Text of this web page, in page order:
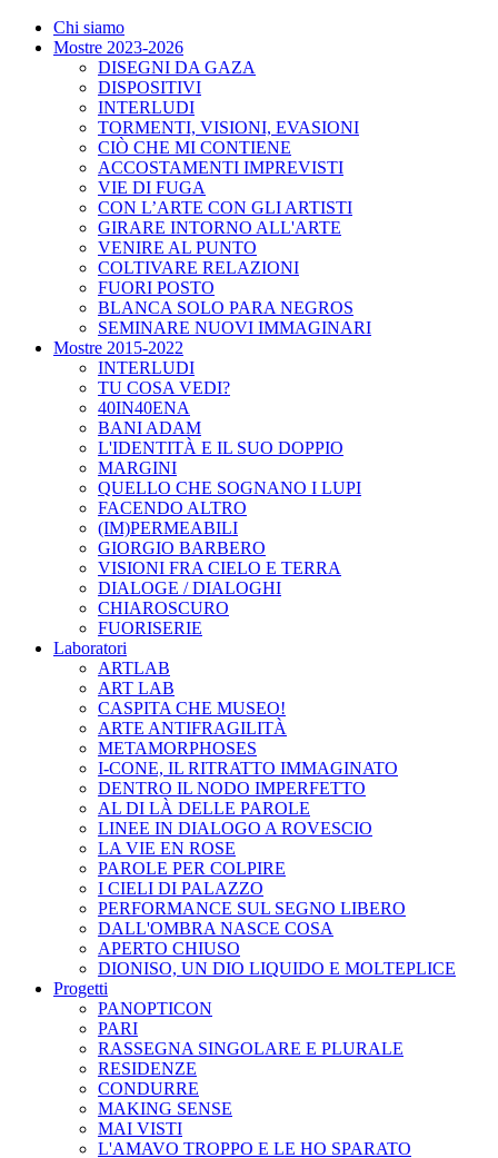
Chi siamo
Mostre 2023-2026
DISEGNI DA GAZA
DISPOSITIVI
INTERLUDI
TORMENTI, VISIONI, EVASIONI
CIÒ CHE MI CONTIENE
ACCOSTAMENTI IMPREVISTI
VIE DI FUGA
CON L’ARTE CON GLI ARTISTI
GIRARE INTORNO ALL'ARTE
VENIRE AL PUNTO
COLTIVARE RELAZIONI
FUORI POSTO
BLANCA SOLO PARA NEGROS
SEMINARE NUOVI IMMAGINARI
Mostre 2015-2022
INTERLUDI
TU COSA VEDI?
40IN40ENA
BANI ADAM
L'IDENTITÀ E IL SUO DOPPIO
MARGINI
QUELLO CHE SOGNANO I LUPI
FACENDO ALTRO
(IM)PERMEABILI
GIORGIO BARBERO
VISIONI FRA CIELO E TERRA
DIALOGE / DIALOGHI
CHIAROSCURO
FUORISERIE
Laboratori
ARTLAB
ART LAB
CASPITA CHE MUSEO!
ARTE ANTIFRAGILITÀ
METAMORPHOSES
I-CONE, IL RITRATTO IMMAGINATO
DENTRO IL NODO IMPERFETTO
AL DI LÀ DELLE PAROLE
LINEE IN DIALOGO A ROVESCIO
LA VIE EN ROSE
PAROLE PER COLPIRE
I CIELI DI PALAZZO
PERFORMANCE SUL SEGNO LIBERO
DALL'OMBRA NASCE COSA
APERTO CHIUSO
DIONISO, UN DIO LIQUIDO E MOLTEPLICE
Progetti
PANOPTICON
PARI
RASSEGNA SINGOLARE E PLURALE
RESIDENZE
CONDURRE
MAKING SENSE
MAI VISTI
L'AMAVO TROPPO E LE HO SPARATO